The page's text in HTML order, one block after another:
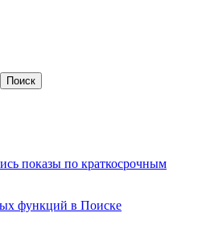
показы по краткосрочным
функций в Поиске